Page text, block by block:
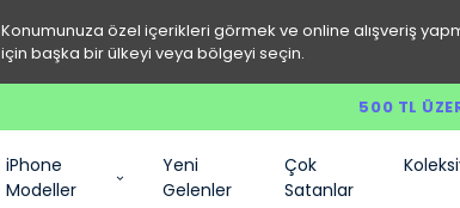
Konumunuza özel içerikleri görmek ve online alışveriş
için başka bir ülkeyi veya bölgeyi seçin.
500 TL
iPhone
Modeller
Yeni
Gelenler
Çok
Satanlar